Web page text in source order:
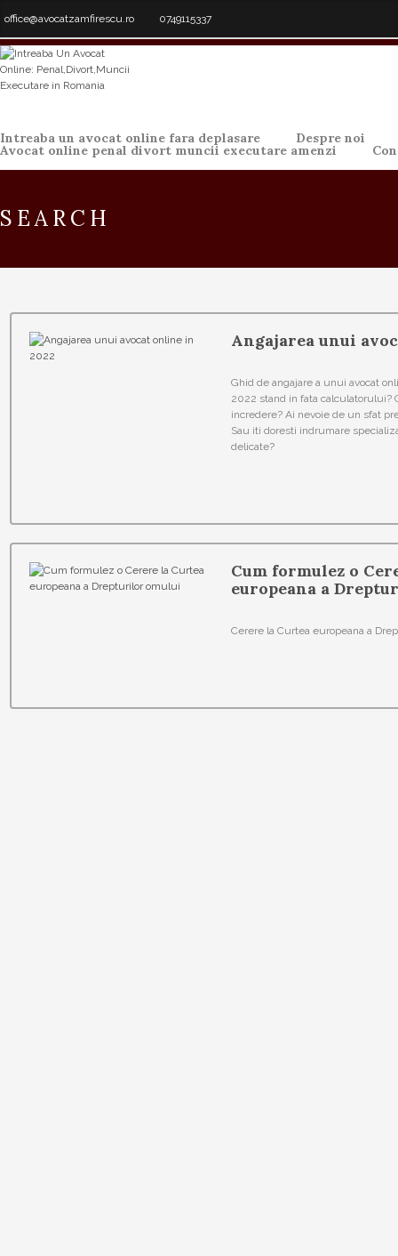
office@avocatzamfirescu.ro 0749115337
Intreaba un avocat online fara deplasare Despre noi
Avocat online penal divort muncii executare amenzi
SEARCH
Angajarea unui
Ghid de angajare a unui avocat
2022 stand in fata calculatorului?
incredere? Ai nevoie de un sfat
Sau iti doresti indrumare
delicate?
Cum formulez o
europeana a
Cerere la Curtea europeana a